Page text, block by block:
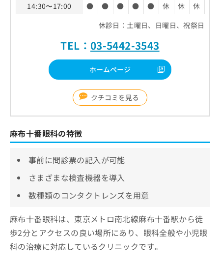
14:30〜17:00
● ● ● ● ● 休 休
休
休診日：土曜日、日曜日、祝祭日
TEL： 03-5442-3543
ホームページ
クチコミを見る
麻布十番眼科の特徴
事前に問診票の記入が可能
さまざまな検査機器を導入
数種類のコンタクトレンズを用意
麻布十番眼科は、東京メトロ南北線麻布十番駅から徒
歩2分とアクセスの良い場所にあり、眼科全般や小児眼
科の治療に対応しているクリニックです。